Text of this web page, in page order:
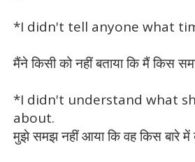
*I didn't tell anyone what
मैंने किसी को नहीं बताया कि मैं किस
*I didn't understand what
about.
मुझे समझ नहीं आया कि वह किस बारे में